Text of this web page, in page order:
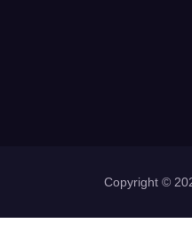
Copyright ©